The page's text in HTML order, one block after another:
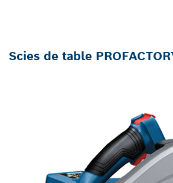
Scies de table